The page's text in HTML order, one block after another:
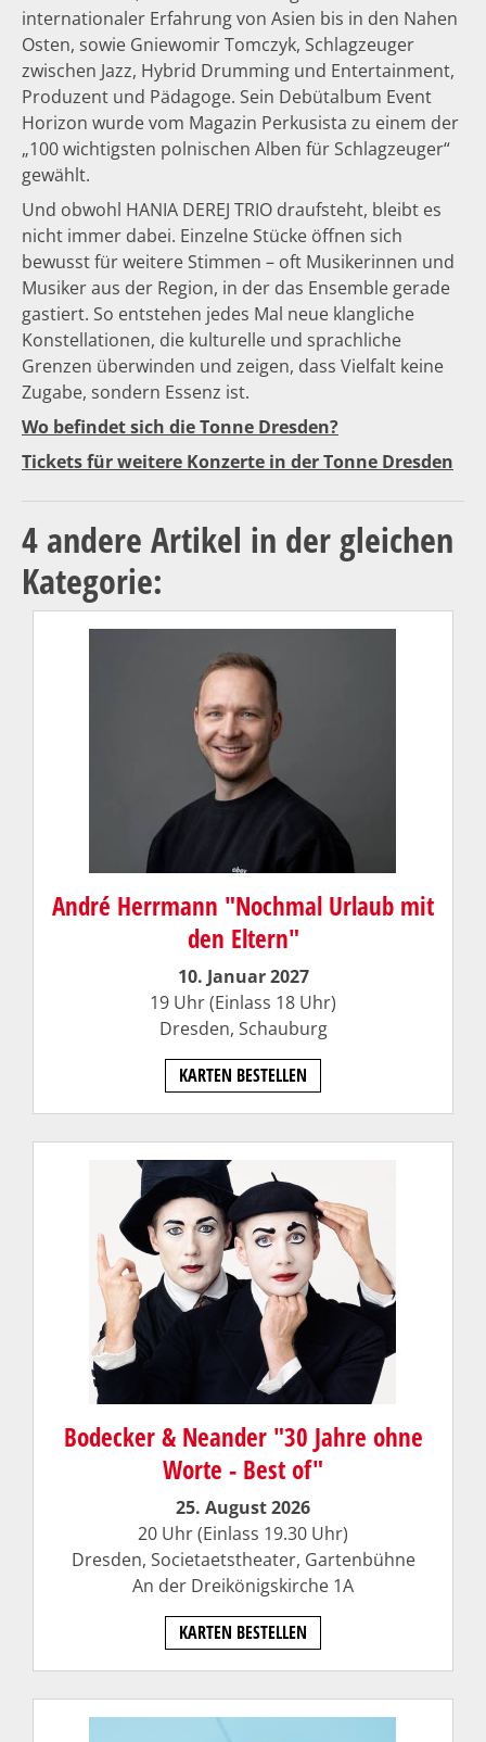
internationaler Erfahrung von Asien bis in den Nahen
Osten, sowie Gniewomir Tomczyk, Schlagzeuger
zwischen Jazz, Hybrid Drumming und Entertainment,
Produzent und Pädagoge. Sein Debütalbum Event
Horizon wurde vom Magazin Perkusista zu einem der
„100 wichtigsten polnischen Alben für Schlagzeuger“
gewählt.
Und obwohl HANIA DEREJ TRIO draufsteht, bleibt es
nicht immer dabei. Einzelne Stücke öffnen sich
bewusst für weitere Stimmen – oft Musikerinnen und
Musiker aus der Region, in der das Ensemble gerade
gastiert. So entstehen jedes Mal neue klangliche
Konstellationen, die kulturelle und sprachliche
Grenzen überwinden und zeigen, dass Vielfalt keine
Zugabe, sondern Essenz ist.
Wo befindet sich die Tonne Dresden?
Tickets für weitere Konzerte in der Tonne Dresden
4 andere Artikel in der gleichen
Kategorie:
André Herrmann "Nochmal Urlaub mit
den Eltern"
10. Januar 2027
19 Uhr (Einlass 18 Uhr)
Dresden, Schauburg
KARTEN BESTELLEN
Bodecker & Neander "30 Jahre ohne
Worte - Best of"
25. August 2026
20 Uhr (Einlass 19.30 Uhr)
Dresden, Societaetstheater, Gartenbühne
An der Dreikönigskirche 1A
KARTEN BESTELLEN